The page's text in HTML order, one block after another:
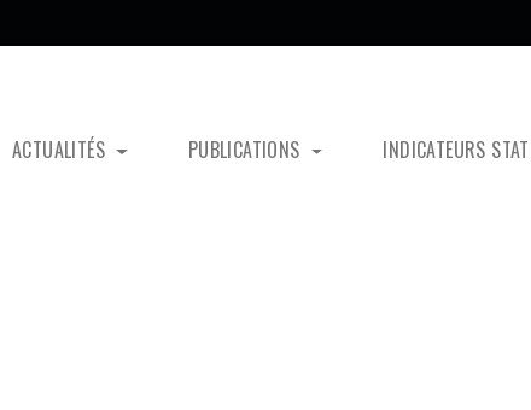
ACTUALITÉS PUBLICATIONS INDICATEURS